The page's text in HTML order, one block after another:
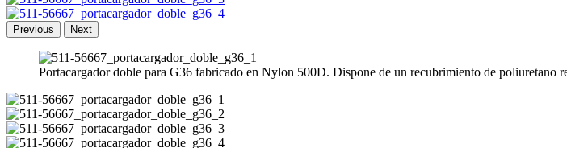
Previous Next
Portacargador doble para G36 fabricado en Nylon 500D. Dispone de un recubrimiento de poliuretano